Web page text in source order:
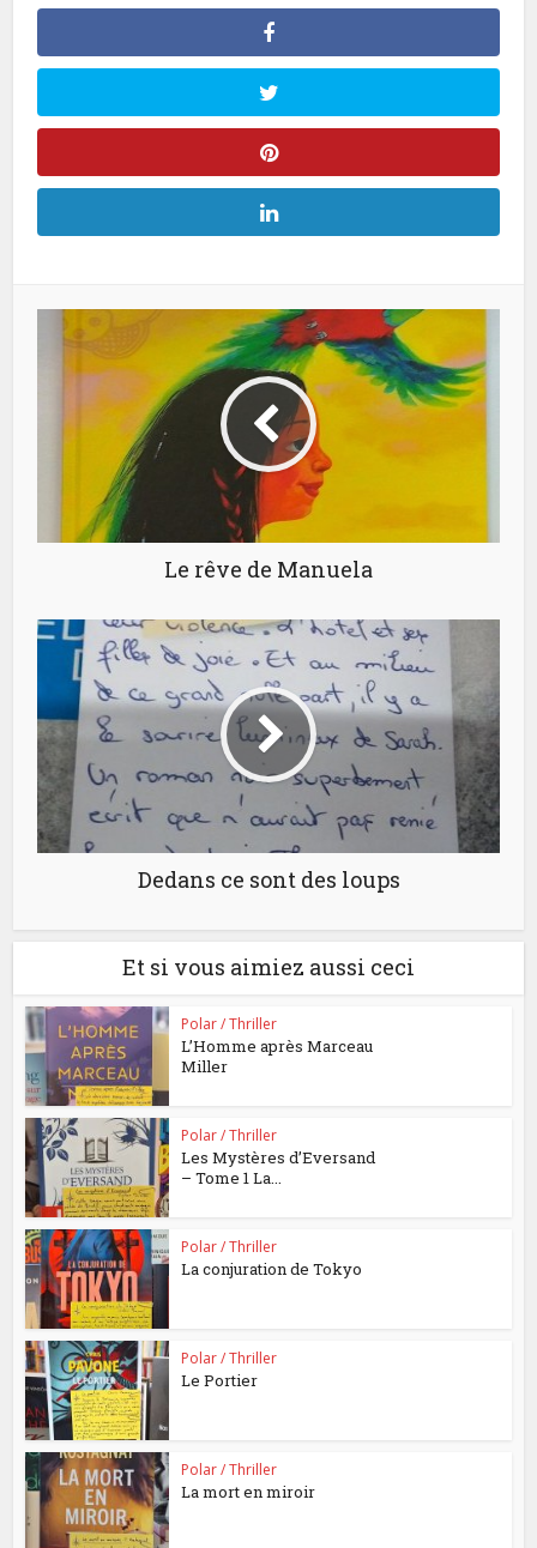
Le rêve de Manuela
Dedans ce sont des loups
Et si vous aimiez aussi ceci
Polar / Thriller
L’Homme après Marceau
Miller
Polar / Thriller
Les Mystères d’Eversand
– Tome 1 La...
Polar / Thriller
La conjuration de Tokyo
Polar / Thriller
Le Portier
Polar / Thriller
La mort en miroir